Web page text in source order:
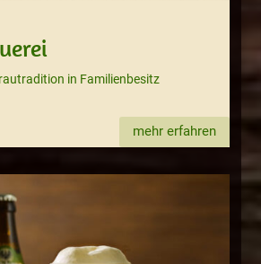
in Familienbesitz
mehr erfahren